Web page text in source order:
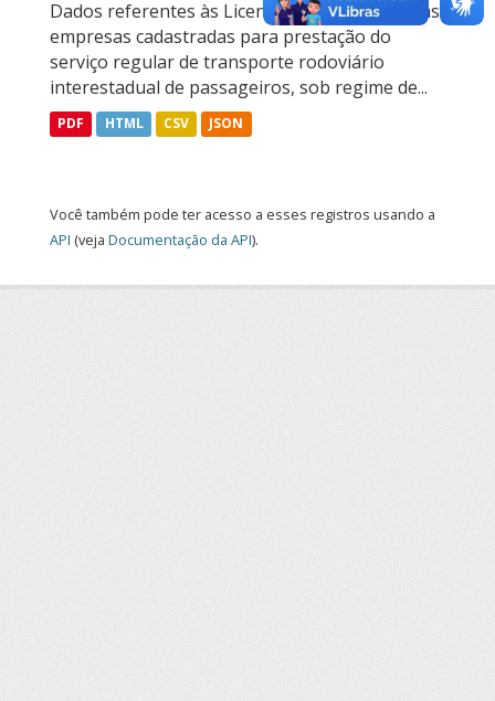
Dados referentes às Licenças Operacionais das
empresas cadastradas para prestação do
serviço regular de transporte rodoviário
interestadual de passageiros, sob regime de...
PDF HTML CSV JSON
Você também pode ter acesso a esses registros usando a
API (veja Documentação da API).